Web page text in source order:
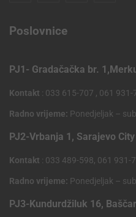
Poslovnice
PJ1- Gradačačka br.
Kontakt : 033 615-707 , 061 931-
Radno vrijeme: Ponedjeljak –
PJ2-Vrbanja 1, Sarajevo
Kontakt : 033 489-598, 061 931-
Radno vrijeme: Ponedjeljak –
PJ3-Kundurdžiluk 16,